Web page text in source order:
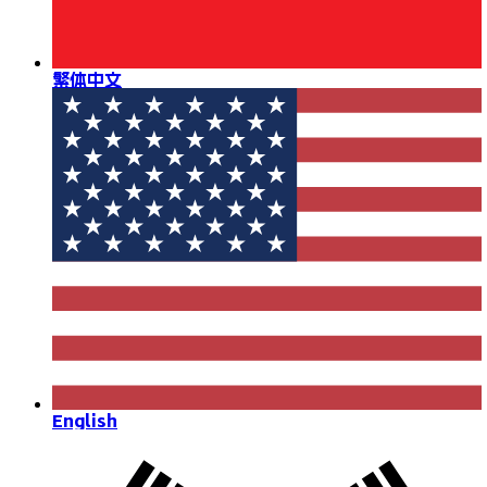
繁体中文
English